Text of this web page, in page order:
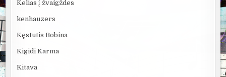
Kelias į žvaigždes
kenhauzers
Kęstutis Bobina
Kigidi Karma
Kitava